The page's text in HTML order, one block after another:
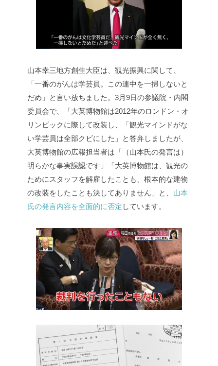
山本幸三地方創生大臣は、観光振興に関して、
「一番のがんは学芸員。この連中を一掃しないと
だめ」と言い放ちました。3月9日の参議院・内閣
委員会で、「大英博物館は2012年のロンドン・オ
リンピックに際して改装し、「観光マインドがな
い学芸員は全部クビにした」と答弁しましたが、
大英博物館の広報担当者は「（山本氏の発言は）
明らかな事実誤認です」「大英博物館は、観光の
ためにスタッフを解雇したことも、根本的な建物
の改装をしたことも決してありません」と、 山本
氏の発言内容を全面的に否定 しています。